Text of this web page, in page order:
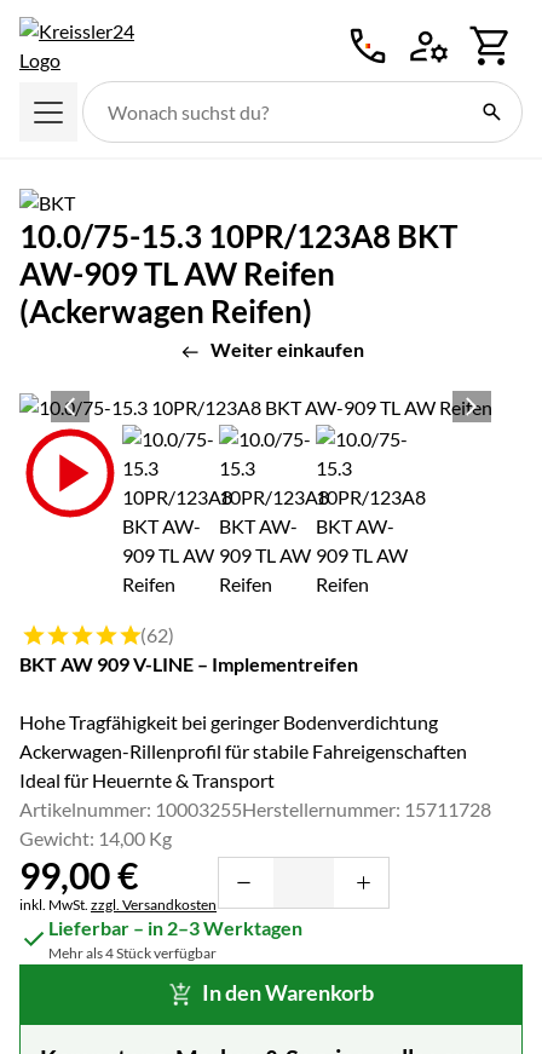
10.0/75-15.3 10PR/123A8 BKT
AW-909 TL AW Reifen
(Ackerwagen Reifen)
Weiter einkaufen
Produktgalerie
Zur Kaufbox springen
Bewertung: 5 von 5 (62 Bewertungen)
(62)
BKT AW 909 V-LINE – Implementreifen
Hohe Tragfähigkeit bei geringer Bodenverdichtung
Ackerwagen-Rillenprofil für stabile Fahreigenschaften
Ideal für Heuernte & Transport
Artikelnummer: 10003255Herstellernummer: 15711728
Gewicht: 14,00 Kg
99,00€
Steuerhinweis:
inkl. MwSt. zzgl. Versandkosten
Lieferbar – in 2–3 Werktagen
Mehr als 4 Stück verfügbar
In den Warenkorb